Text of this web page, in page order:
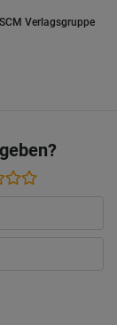
Verlagsgruppe